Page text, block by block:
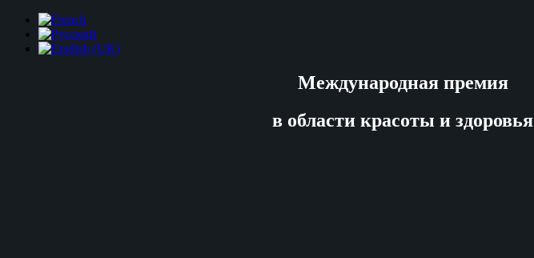
Международная премия
в области красоты и здоровья